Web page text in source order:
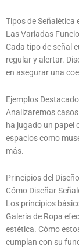
Tipos de Señalética
Las Variadas
Cada tipo de señal
regular y alertar.
en asegurar una
Ejemplos
Analizaremos
ha jugado un papel
espacios como
más.
Principios del
Cómo Diseñar
Los principios
Galeria de Ropa
estética. Cómo
cumplan con su